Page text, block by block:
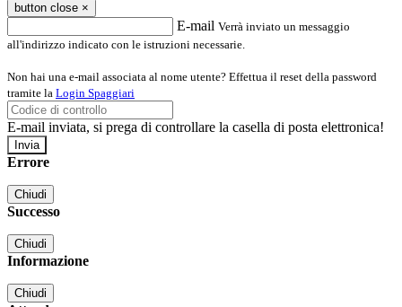
button close ×
E-mail Verrà inviato un messaggio
all'indirizzo indicato con le istruzioni necessarie.
Non hai una e-mail associata al nome utente? Effettua il reset della password
tramite la Login Spaggiari
E-mail inviata, si prega di controllare la casella di posta elettronica!
Errore
Chiudi
Successo
Chiudi
Informazione
Chiudi